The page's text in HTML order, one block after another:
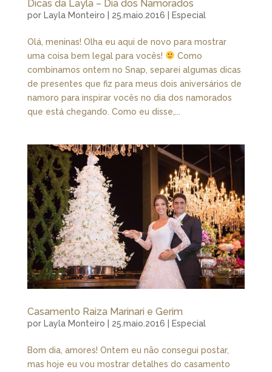
Dicas da Layla – Dia dos Namorados
por Layla Monteiro | 25.maio.2016 | Especial
Olá, meninas! Olha eu aqui de novo para mostrar
uma coisa bem legal para vocês!
Como
combinamos ontem no Snap, separei algumas dicas
de presentes que fiz para meus dois aniversários de
namoro para inspirar vocês no dia dos namorados
que está chegando. Como eu disse,...
Casamento Raiza Marinari e Gerim
por Layla Monteiro 25.maio.2016 Especial
Bom dia, amores! Ontem eu não consegui postar,
mas hoje eu vou mostrar detalhes do casamento